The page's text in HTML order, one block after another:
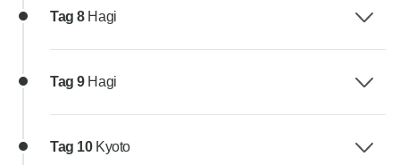
Tag 8 Hagi
Tag 9 Hagi
Tag 10 Kyoto